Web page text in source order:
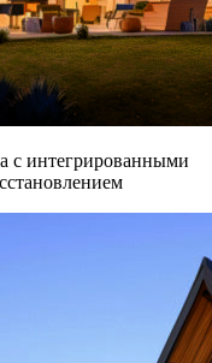
с интегрированными